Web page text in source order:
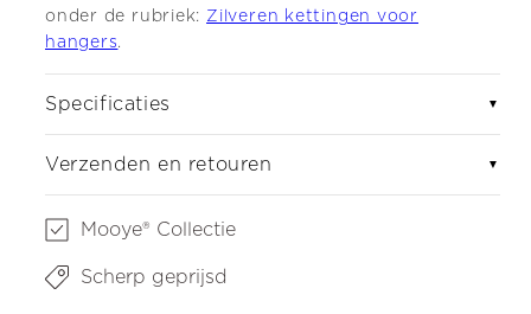
onder de rubriek: Zilveren kettingen voor
hangers.
Specificaties ▼
Verzenden en retouren ▼
Mooye® Collectie
Scherp geprijsd